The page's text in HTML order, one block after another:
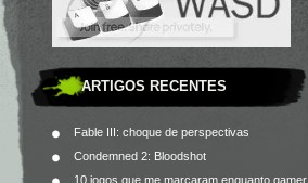
ARTIGOS RECENTES
Fable III: choque de perspectivas
Condemned 2: Bloodshot
10 jogos que me marcaram enquanto gamer